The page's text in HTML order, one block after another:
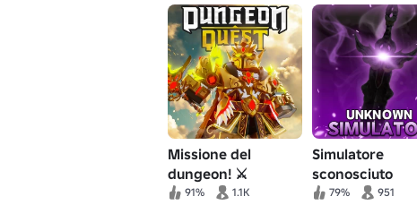
Missione del
dungeon! ⚔️
Avventura RPG
91% 1.1K
Simulatore
sconosciuto
[Ristrutturazione
79% 951